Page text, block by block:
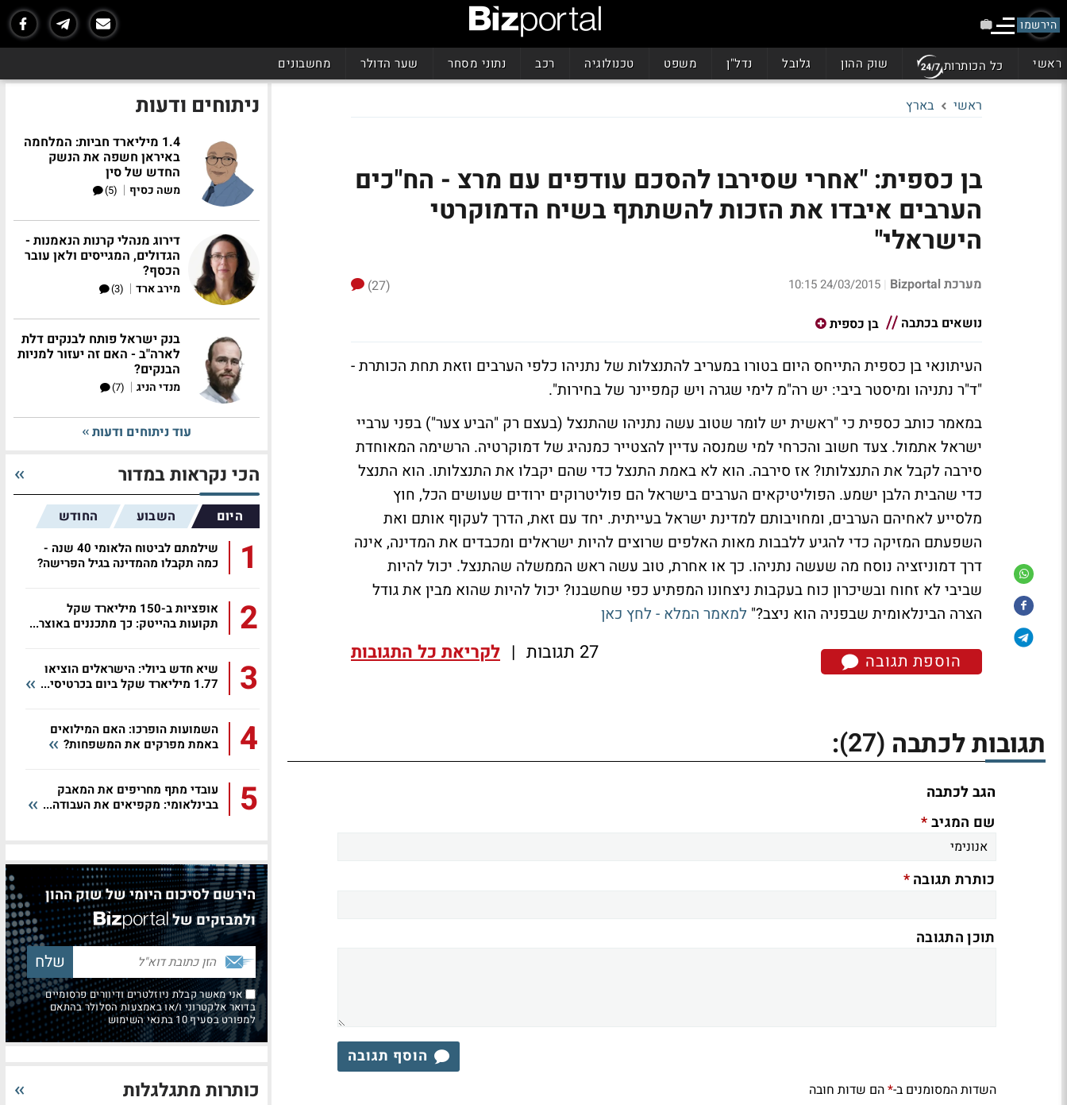
הירשמו
ראשי כל הכותרות שוק ההון גלובל נדל"ן משפט טכנולוגיה רכב נתוני מסחר שער הדולר מחשבונים
ראשי בארץ
בן כספית: "אחרי שסירבו להסכם עודפים עם מרצ - הח"כים
הערבים איבדו את הזכות להשתתף בשיח הדמוקרטי
הישראלי"
מערכת Bizportal |
24/03/2015 10:15
(27)
נושאים בכתבה
בן כספית
העיתונאי בן כספית התייחס היום בטורו במעריב להתנצלות של נתניהו כלפי הערבים וזאת תחת הכותרת -
"ד"ר נתניהו ומיסטר ביבי: יש רה"מ לימי שגרה ויש קמפיינר של בחירות".
במאמר כותב כספית כי "ראשית יש לומר שטוב עשה נתניהו שהתנצל (בעצם רק "הביע צער") בפני ערביי
ישראל אתמול. צעד חשוב והכרחי למי שמנסה עדיין להצטייר כמנהיג של דמוקרטיה. הרשימה המאוחדת
סירבה לקבל את התנצלותו? אז סירבה. הוא לא באמת התנצל כדי שהם יקבלו את התנצלותו. הוא התנצל
כדי שהבית הלבן ישמע. הפוליטיקאים הערבים בישראל הם פוליטרוקים ירודים שעושים הכל, חוץ
מלסייע לאחיהם הערבים, ומחויבותם למדינת ישראל בעייתית. יחד עם זאת, הדרך לעקוף אותם ואת
השפעתם המזיקה כדי להגיע ללבבות מאות האלפים שרוצים להיות ישראלים ומכבדים את המדינה, אינה
דרך דמוניזציה נוסח מה שעשה נתניהו. כך או אחרת, טוב עשה ראש הממשלה שהתנצל. יכול להיות
שביבי לא זחוח ובשיכרון כוח בעקבות ניצחונו המפתיע כפי שחשבנו? יכול להיות שהוא מבין את גודל
הצרה הבינלאומית שבפניה הוא ניצב?" למאמר המלא - לחץ כאן
הוספת תגובה 27 תגובות | לקריאת כל התגובות
תגובות לכתבה (27)
:
הגב לכתבה
שם המגיב*
כותרת תגובה*
תוכן התגובה
הוסף תגובה
השדות המסומנים ב-*הם שדות חובה
ניתוחים ודעות
1.4 מיליארד חביות: המלחמה
באיראן חשפה את הנשק
החדש של סין
משה כסיף |
(5)
דירוג מנהלי קרנות הנאמנות -
הגדולים, המגייסים ולאן עובר
הכסף?
מירב ארד |
(3)
בנק ישראל פותח לבנקים דלת
לארה"ב - האם זה יעזור למניות
הבנקים?
מנדי הניג |
(7)
עוד ניתוחים ודעות
הכי נקראות במדור
היום השבוע החודש
1
שילמתם לביטוח הלאומי 40 שנה -
כמה תקבלו מהמדינה בגיל הפרישה?
2
אופציות ב-150 מיליארד שקל
תקועות בהייטק: כך מתכננים באוצר...
3
שיא חדש ביולי: הישראלים הוציאו
1.77 מיליארד שקל ביום בכרטיסי...
4
השמועות הופרכו: האם המילואים
באמת מפרקים את המשפחות?
5
עובדי מתף מחריפים את המאבק
בבינלאומי: מקפיאים את העבודה...
הירשם לסיכום היומי של שוק ההון
ולמבזקים של
אני מאשר קבלת ניוזלטרים ודיוורים פרסומיים
בדואר אלקטרוני ו/או באמצעות הסלולר בהתאם
למפורט בסעיף 10 בתנאי השימוש
כותרות מתגלגלות